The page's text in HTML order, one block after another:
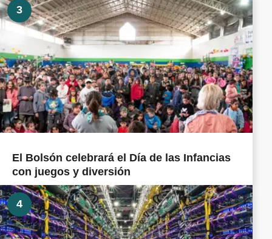
3
El Bolsón celebrará el Día de las Infancias
con juegos y diversión
4